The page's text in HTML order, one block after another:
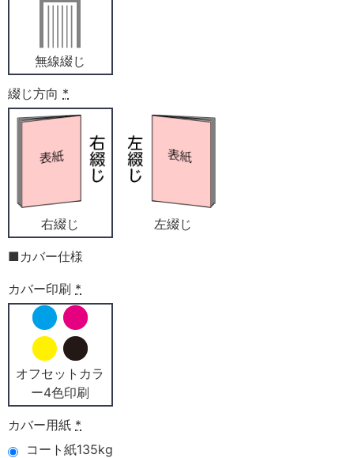
無線綴じ
綴じ方向 *
右綴じ 左綴じ
■カバー仕様
カバー印刷 *
オフセットカラ
ー4色印刷
カバー用紙 *
コート紙135kg